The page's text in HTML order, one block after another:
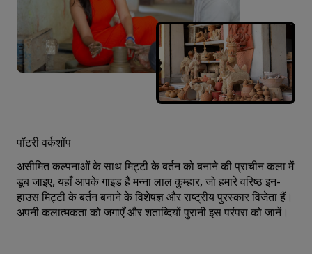
पॉटरी वर्कशॉप
असीमित कल्पनाओं के साथ मिट्टी के बर्तन को बनाने की प्राचीन कला में
डूब जाइए, यहाँ आपके गाइड हैं मन्ना लाल कुम्हार, जो हमारे वरिष्ठ इन-
हाउस मिट्टी के बर्तन बनाने के विशेषज्ञ और राष्ट्रीय पुरस्कार विजेता हैं।
अपनी कलात्मकता को जगाएँ और शताब्दियों पुरानी इस परंपरा को जानें।